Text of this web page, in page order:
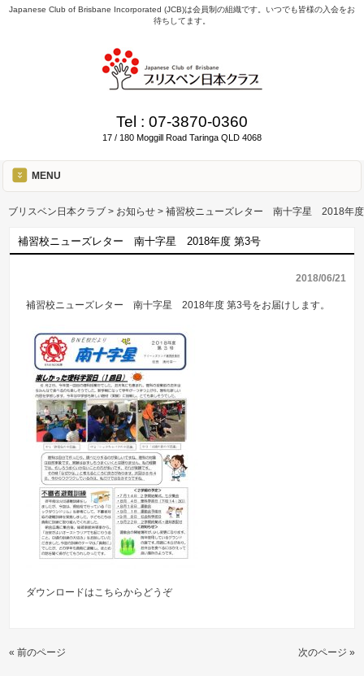
Japanese Club of Brisbane Incorporated (JCB)は会員制の組織です。いつでも皆様の入会をお
待ちしてます。
Tel : 07-3870-0360
17 / 180 Moggill Road Taringa QLD 4068
MENU
ブリスベン日本クラブ > お知らせ > 補習校ニューズレター 南十字星 2018年
補習校ニューズレター 南十字星 2018年度 第3号
2018/06/21
補習校ニューズレター 南十字星 2018年度 第3号をお届けします。
ダウンロードはこちらからどうぞ
« 前のページ 次のページ »